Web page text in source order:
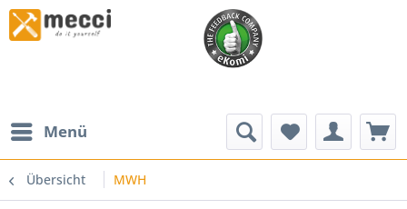
Menü
Übersicht MWH